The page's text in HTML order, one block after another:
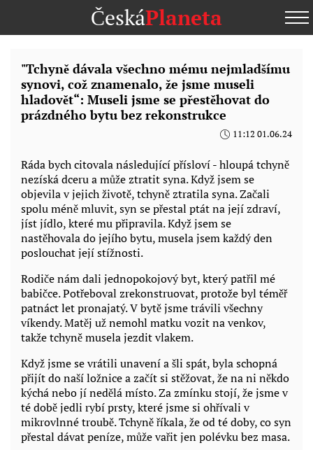
ČeskáPlaneta
"Tchyně dávala všechno mému nejmladšímu
synovi, což znamenalo, že jsme museli
hladovět“: Museli jsme se přestěhovat do
prázdného bytu bez rekonstrukce
11:12 01.06.24
Ráda bych citovala následující přísloví - hloupá tchyně
nezíská dceru a může ztratit syna. Když jsem se
objevila v jejich životě, tchyně ztratila syna. Začali
spolu méně mluvit, syn se přestal ptát na její zdraví,
jíst jídlo, které mu připravila. Když jsem se
nastěhovala do jejího bytu, musela jsem každý den
poslouchat její stížnosti.
Rodiče nám dali jednopokojový byt, který patřil mé
babičce. Potřeboval zrekonstruovat, protože byl téměř
patnáct let pronajatý. V bytě jsme trávili všechny
víkendy. Matěj už nemohl matku vozit na venkov,
takže tchyně musela jezdit vlakem.
Když jsme se vrátili unavení a šli spát, byla schopná
přijít do naší ložnice a začít si stěžovat, že na ni někdo
kýchá nebo jí nedělá místo. Za zmínku stojí, že jsme v
té době jedli rybí prsty, které jsme si ohřívali v
mikrovlnné troubě. Tchyně říkala, že od té doby, co syn
přestal dávat peníze, může vařit jen polévku bez masa.